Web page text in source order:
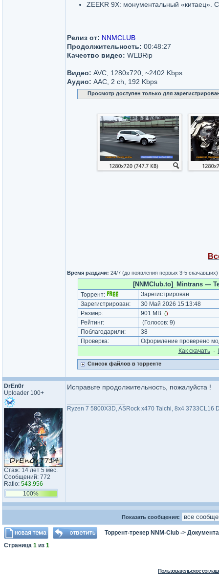
ZEEKR 9X: монументальный «китаец».
Релиз от: NNMCLUB
Продолжительность: 00:48:27
Качество видео: WEBRip
Видео: AVC, 1280x720, ~2402 Kbps
Аудио: AAC, 2 ch, 192 Kbps
Просмотр доступен только для
Время раздачи: 24/7 (до появления первых 3-5 скачавших)
[NNMClub.to]_Mintrans —
Торрент:
Зарегистрирован
Зарегистрирован:
30 Май 2026 15:13:48
Размер:
901 MB ()
Рейтинг: (Голосов: 9)
Поблагодарили:
38
Проверка:
Оформление проверено
Как cкачать·
Список файлов в торренте
DrEn0r
Uploader 100+
Стаж: 14 лет 5 мес.
Сообщений: 772
Ratio: 543.956
100%
Исправьте продолжительность, пожалуйста !
Ryzen 7 5800X3D, ASRock x470 Taichi, 8x4 3733CL16
Показать сообщения:
Торрент-трекер NNM-Club ->
Страница 1 из 1
Пользовательское